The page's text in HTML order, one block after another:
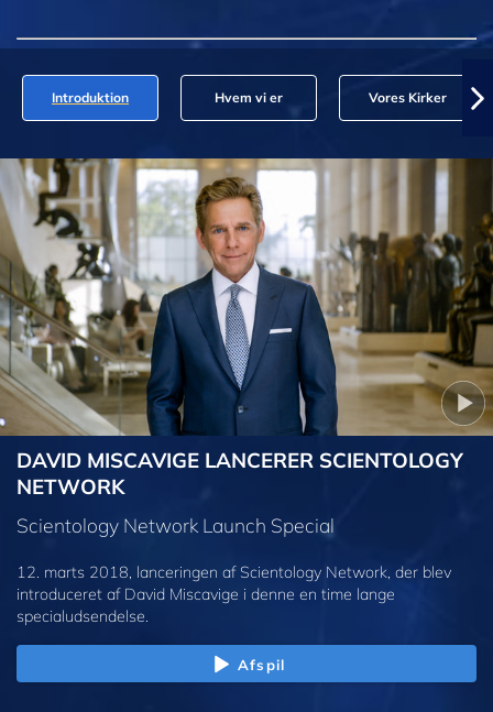
Introduktion Hvem vi er Vores Kirker
DAVID MISCAVIGE LANCERER SCIENTOLOGY
NETWORK
Scientology Network Launch Special
12. marts 2018, lanceringen af Scientology Network, der blev
introduceret af David Miscavige i denne en time lange
specialudsendelse.
Afspil